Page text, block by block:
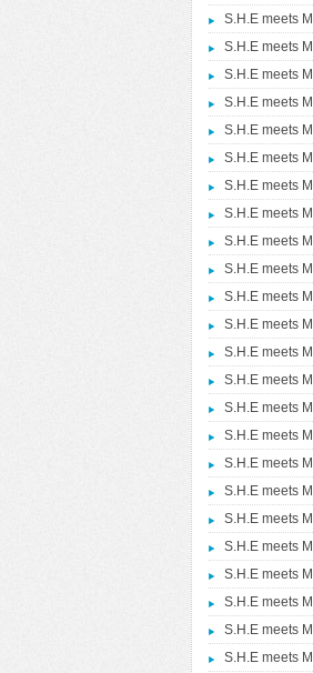
S.H.E meets
S.H.E meets
S.H.E meets
S.H.E meets
S.H.E meets
S.H.E meets
S.H.E meets
S.H.E meets
S.H.E meets
S.H.E meets
S.H.E meets
S.H.E meets
S.H.E meets
S.H.E meets
S.H.E meets
S.H.E meets
S.H.E meets
S.H.E meets
S.H.E meets
S.H.E meets
S.H.E meets
S.H.E meets
S.H.E meets
S.H.E meets